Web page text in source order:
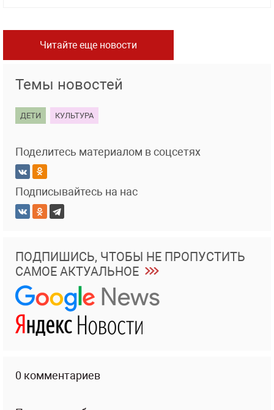
Читайте еще новости
Темы новостей
ДЕТИ КУЛЬТУРА
Поделитесь материалом в соцсетях
Подписывайтесь на нас
ПОДПИШИСЬ, ЧТОБЫ НЕ ПРОПУСТИТЬ
САМОЕ АКТУАЛЬНОЕ
0 комментариев